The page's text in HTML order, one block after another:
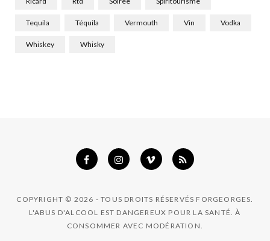
Tequila Téquila Vermouth Vin Vodka
Whiskey Whisky
COPYRIGHT © 2026 - TOUS DROITS RÉSERVÉS FORGEORGES.
L'ABUS D'ALCOOL EST DANGEREUX POUR LA SANTÉ. À
CONSOMMER AVEC MODÉRATION.